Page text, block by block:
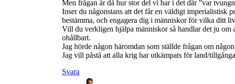
Men frågan är då hur stor del vi har i det där ”var
Inser du någonstans att det får en väldigt imperialistisk
bestämma, och engagera dig i människor för vilka ditt
Vill du verkligen hjälpa människor så handlar det ju
ohållbart.
Jag hörde någon häromdan som ställde frågan om
Jag vill påstå att alla krig har utkämpats för land/
Svara